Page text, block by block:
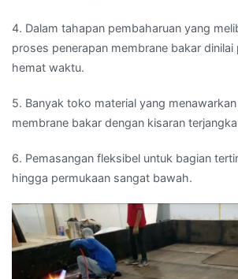
4. Dalam tahapan pembaharuan yang
proses penerapan membrane bakar dinilai
hemat waktu.
5. Banyak toko material yang
membrane bakar dengan kisaran
6. Pemasangan fleksibel untuk bagian
hingga permukaan sangat bawah.